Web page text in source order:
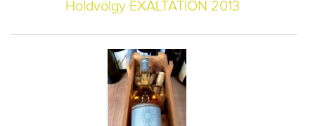
Holdvölgy EXALTATION 2013